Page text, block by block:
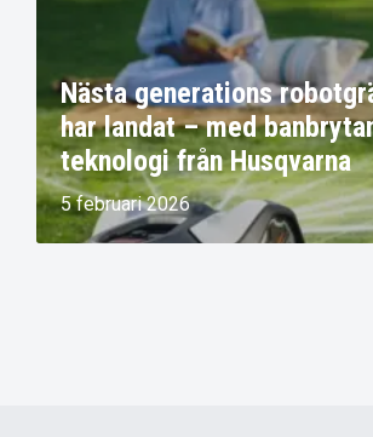
Nästa generations
har landat – med
teknologi från Husqvarna
5 februari 2026